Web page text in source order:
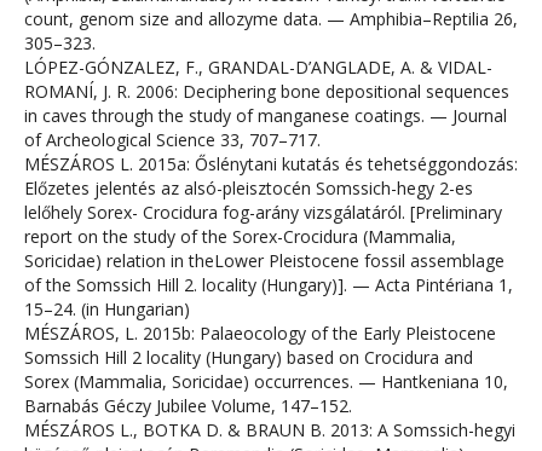
count, genom size and allozyme data. — Amphibia–Reptilia 26,
305–323.
LÓPEZ-GÓNZALEZ, F., GRANDAL-D’ANGLADE, A. & VIDAL-
ROMANÍ, J. R. 2006: Deciphering bone depositional sequences
in caves through the study of manganese coatings. — Journal
of Archeological Science 33, 707–717.
MÉSZÁROS L. 2015a: Őslénytani kutatás és tehetséggondozás:
Előzetes jelentés az alsó-pleisztocén Somssich-hegy 2-es
lelőhely Sorex- Crocidura fog-arány vizsgálatáról. [Preliminary
report on the study of the Sorex-Crocidura (Mammalia,
Soricidae) relation in theLower Pleistocene fossil assemblage
of the Somssich Hill 2. locality (Hungary)]. — Acta Pintériana 1,
15–24. (in Hungarian)
MÉSZÁROS, L. 2015b: Palaeocology of the Early Pleistocene
Somssich Hill 2 locality (Hungary) based on Crocidura and
Sorex (Mammalia, Soricidae) occurrences. — Hantkeniana 10,
Barnabás Géczy Jubilee Volume, 147–152.
MÉSZÁROS L., BOTKA D. & BRAUN B. 2013: A Somssich-hegyi